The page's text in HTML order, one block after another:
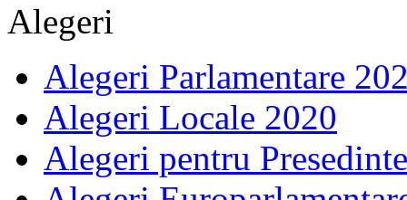
Alegeri
Alegeri Parlamentare
Alegeri Locale 2020
Alegeri pentru